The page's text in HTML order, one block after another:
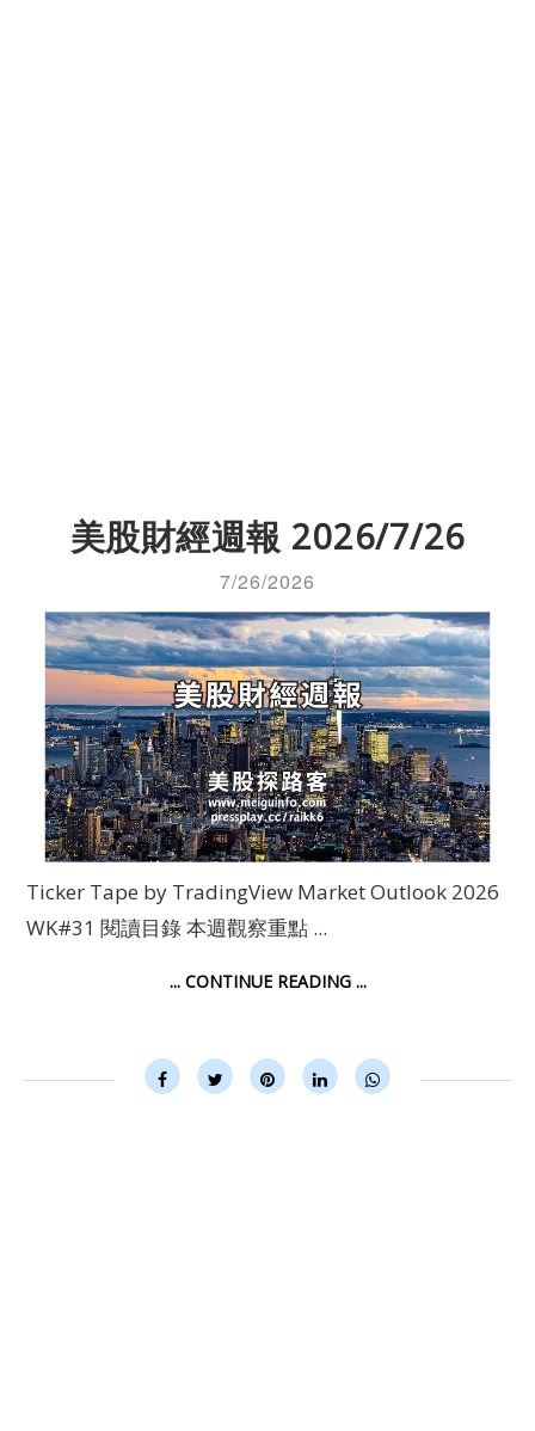
美股財經週報 2026/7/26
7/26/2026
Ticker Tape by TradingView Market Outlook 2026
WK#31 閱讀目錄 本週觀察重點 ...
... CONTINUE READING ...